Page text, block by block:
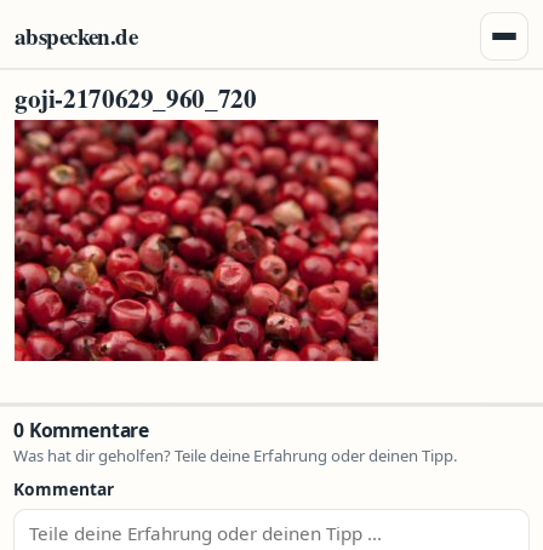
abspecken.de
goji-2170629_960_720
0 Kommentare
Was hat dir geholfen? Teile deine Erfahrung oder deinen Tipp.
Kommentar